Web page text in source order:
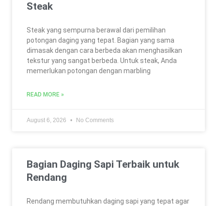
Steak
Steak yang sempurna berawal dari pemilihan
potongan daging yang tepat. Bagian yang sama
dimasak dengan cara berbeda akan menghasilkan
tekstur yang sangat berbeda. Untuk steak, Anda
memerlukan potongan dengan marbling
READ MORE »
August 6, 2026 No Comments
Bagian Daging Sapi Terbaik untuk
Rendang
Rendang membutuhkan daging sapi yang tepat agar